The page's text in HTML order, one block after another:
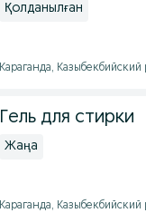
Қолданылған
Караганда,
Гель для стирки
Жаңа
Караганда,